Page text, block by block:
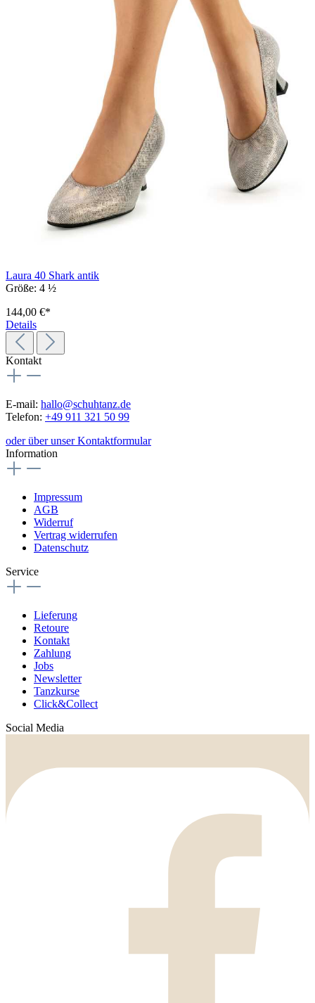
Laura 40 Shark antik
Größe: 4 ½
144,00 €*
Details
Kontakt
E-mail: hallo@schuhtanz.de
Telefon: +49 911 321 50 99
oder über unser Kontaktformular
Information
Impressum
AGB
Widerruf
Vertrag widerrufen
Datenschutz
Service
Lieferung
Retoure
Kontakt
Zahlung
Jobs
Newsletter
Tanzkurse
Click&Collect
Social Media